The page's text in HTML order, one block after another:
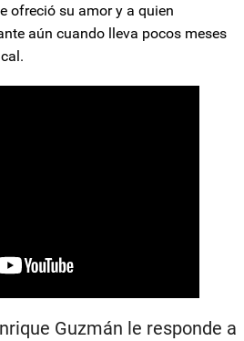
ofreció su amor y a quien
aún cuando lleva pocos meses
Guzmán le responde a